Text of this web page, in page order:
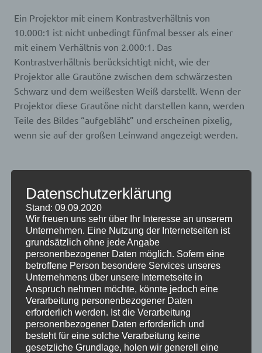
Ein Projektor mit einem Kontrastverhältnis von
10.000:1 ist nicht unbedingt fünfmal besser als einer
mit einem Verhältnis von 2.000:1. Das
Kontrastverhältnis berücksichtigt nicht, wie der
Projektor alle Grautöne zwischen dem schwärzesten
Schwarz und dem weißesten Weiß darstellt. Wenn der
Projektor diese Grautöne nicht darstellen kann, werden
Teile des Bildes “aufgebläht” und erscheinen pixelig,
wenn sie auf der großen Leinwand angezeigt werden.
Steuerungseinstellungen.
Mit Mehrfarbverarbeitungstechnologien wie
BrilliantColor und sRGB-Modi können Sie die Anzeige
des Projektors ganz nach Ihren Wünschen anpassen.
Empfohlene Wide XGA- und HD-Projektoren
BenQ BenQ TH671ST
TH671ST
HD (1920 x 1080)
3000 Lumen
Datenschutzerklärung
Stand: 09.09.2020
Wir freuen uns sehr über Ihr Interesse an unserem
Unternehmen. Eine Nutzung der Internetseiten ist
grundsätzlich ohne jede Angabe
personenbezogener Daten möglich. Sofern eine
betroffene Person besondere Services unseres
Unternehmens über unsere Internetseite in
Anspruch nehmen möchte, könnte jedoch eine
Verarbeitung personenbezogener Daten
erforderlich werden. Ist die Verarbeitung
personenbezogener Daten erforderlich und
besteht für eine solche Verarbeitung keine
gesetzliche Grundlage, holen wir generell eine